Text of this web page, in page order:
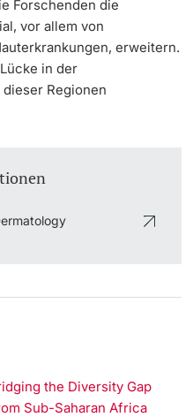
Forschenden die
vor allem von
erweitern.
in der
Regionen
the Diversity Gap
Sub-Saharan Africa